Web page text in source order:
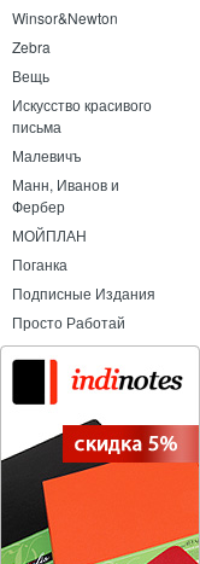
Winsor&Newton
Zebra
Вещь
Искусство красивого
письма
Малевичъ
Манн, Иванов и
Фербер
МОЙПЛАН
Поганка
Подписные Издания
Просто Работай